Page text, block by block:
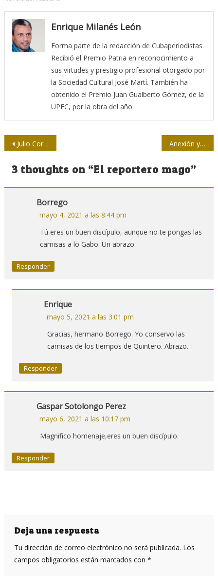
Enrique Milanés León
Forma parte de la redacción de Cubaperiodistas.
Recibió el Premio Patria en reconocimiento a
sus virtudes y prestigio profesional otorgado por
la Sociedad Cultural José Martí. También ha
obtenido el Premio Juan Gualberto Gómez, de la
UPEC, por la obra del año.
Navegación
de
Julio Cortázar. Palabras para la libertad Anexión y anexionismo, una vez más
3 thoughts on “El reportero mago”
Borrego
mayo 4, 2021 a las 8:44 pm
Tú eres un buen discípulo, aunque no te pongas las
camisas a lo Gabo. Un abrazo.
Responder
Enrique
mayo 5, 2021 a las 3:01 pm
Gracias, hermano Borrego. Yo conservo las
camisas de los tiempos de Quintero. Abrazo.
Responder
Gaspar Sotolongo Perez
mayo 6, 2021 a las 10:17 pm
Magnifico homenaje,eres un buen discípulo.
Responder
Deja una respuesta
Tu dirección de correo electrónico no será publicada. Los
campos obligatorios están marcados con *